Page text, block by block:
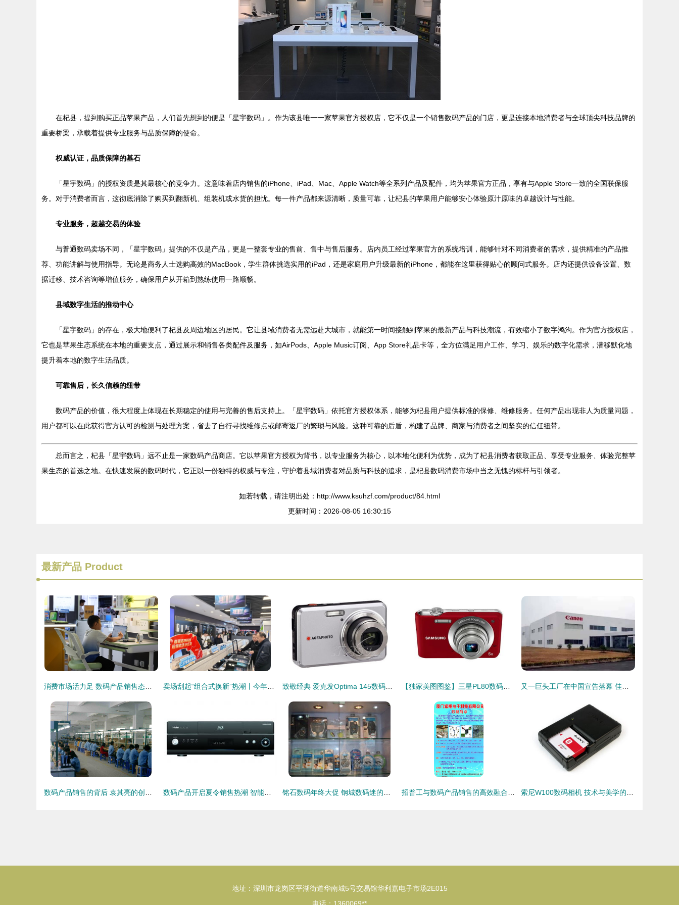
在杞县，提到购买正品苹果产品，人们首先想到的便是「星宇数码」。作为该县唯一一家苹果官方授权店，它不仅是一个销售数码产品的门店，更是连接本地消费者与全球顶尖科技品牌的
重要桥梁，承载着提供专业服务与品质保障的使命。
权威认证，品质保障的基石
「星宇数码」的授权资质是其最核心的竞争力。这意味着店内销售的iPhone、iPad、Mac、Apple Watch等全系列产品及配件，均为苹果官方正品，享有与Apple Store一致的全国联保服
务。对于消费者而言，这彻底消除了购买到翻新机、组装机或水货的担忧。每一件产品都来源清晰，质量可靠，让杞县的苹果用户能够安心体验原汁原味的卓越设计与性能。
专业服务，超越交易的体验
与普通数码卖场不同，「星宇数码」提供的不仅是产品，更是一整套专业的售前、售中与售后服务。店内员工经过苹果官方的系统培训，能够针对不同消费者的需求，提供精准的产品推
荐、功能讲解与使用指导。无论是商务人士选购高效的MacBook，学生群体挑选实用的iPad，还是家庭用户升级最新的iPhone，都能在这里获得贴心的顾问式服务。店内还提供设备设置、数
据迁移、技术咨询等增值服务，确保用户从开箱到熟练使用一路顺畅。
县域数字生活的推动中心
「星宇数码」的存在，极大地便利了杞县及周边地区的居民。它让县域消费者无需远赴大城市，就能第一时间接触到苹果的最新产品与科技潮流，有效缩小了数字鸿沟。作为官方授权店，
它也是苹果生态系统在本地的重要支点，通过展示和销售各类配件及服务，如AirPods、Apple Music订阅、App Store礼品卡等，全方位满足用户工作、学习、娱乐的数字化需求，潜移默化地
提升着本地的数字生活品质。
可靠售后，长久信赖的纽带
数码产品的价值，很大程度上体现在长期稳定的使用与完善的售后支持上。「星宇数码」依托官方授权体系，能够为杞县用户提供标准的保修、维修服务。任何产品出现非人为质量问题，
用户都可以在此获得官方认可的检测与处理方案，省去了自行寻找维修点或邮寄返厂的繁琐与风险。这种可靠的后盾，构建了品牌、商家与消费者之间坚实的信任纽带。
总而言之，杞县「星宇数码」远不止是一家数码产品商店。它以苹果官方授权为背书，以专业服务为核心，以本地化便利为优势，成为了杞县消费者获取正品、享受专业服务、体验完整苹
果生态的首选之地。在快速发展的数码时代，它正以一份独特的权威与专注，守护着县域消费者对品质与科技的追求，是杞县数码消费市场中当之无愧的标杆与引领者。
如若转载，请注明出处：http://www.ksuhzf.com/product/84.html
更新时间：2026-08-05 16:30:15
最新产品 Product
地址：深圳市龙岗区平湖街道华南城5号交易馆华利嘉电子市场2E015